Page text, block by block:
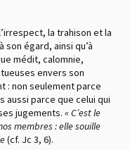
la trahison et la
égard, ainsi qu’à
médit, calomnie,
envers son
: non seulement parce
aussi parce que celui qui
jugements. « C’est le
membres : elle souille
(cf. Jc 3, 6).